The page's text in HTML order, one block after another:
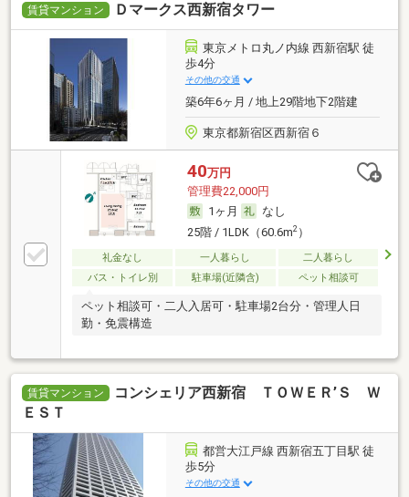
賃貸マンション Ｄマークス西新宿タワー
東京メトロ丸ノ内線 西新宿駅 徒
歩4分
その他の交通
築6年6ヶ月 / 地上29階地下2階建
東京都新宿区西新宿６
40万円
管理費22,000円
1ヶ月
なし
25階 / 1LDK（60.6m2）
礼金なし 一人暮らし
二人暮らし
バス・トイレ別
駐車場(近隣含) ペット相談可
ペット相談可・二人入居可・駐車場2台分・管理人日
勤・免震構造
賃貸マンション
コンシェリア西新宿 ＴＯＷＥＲ’Ｓ Ｗ
ＥＳＴ
都営大江戸線 西新宿五丁目駅 徒
歩5分
その他の交通